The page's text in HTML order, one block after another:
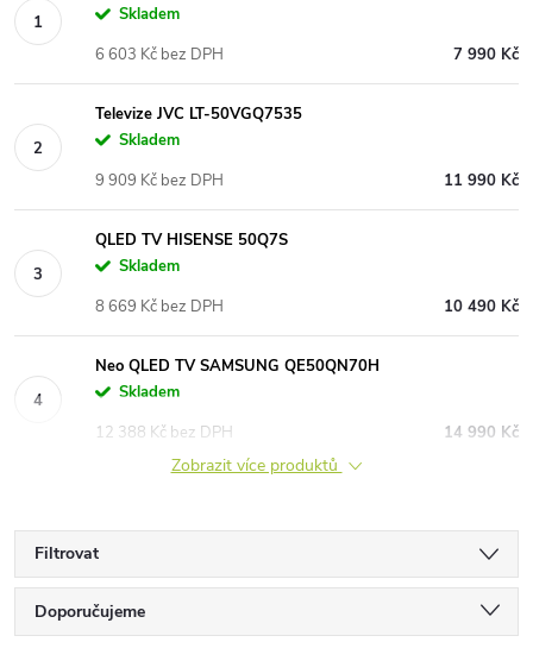
Skladem
7 990 Kč
6 603 Kč bez DPH
Televize JVC LT-50VGQ7535
Skladem
11 990 Kč
9 909 Kč bez DPH
QLED TV HISENSE 50Q7S
Skladem
10 490 Kč
8 669 Kč bez DPH
Neo QLED TV SAMSUNG QE50QN70H
Skladem
14 990 Kč
12 388 Kč bez DPH
Zobrazit více produktů
Filtrovat
Ř
Doporučujeme